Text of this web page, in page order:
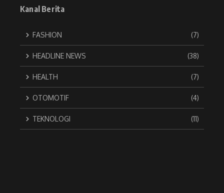
Kanal Berita
FASHION (7)
HEADLINE NEWS (38)
HEALTH (7)
OTOMOTIF (4)
TEKNOLOGI (11)